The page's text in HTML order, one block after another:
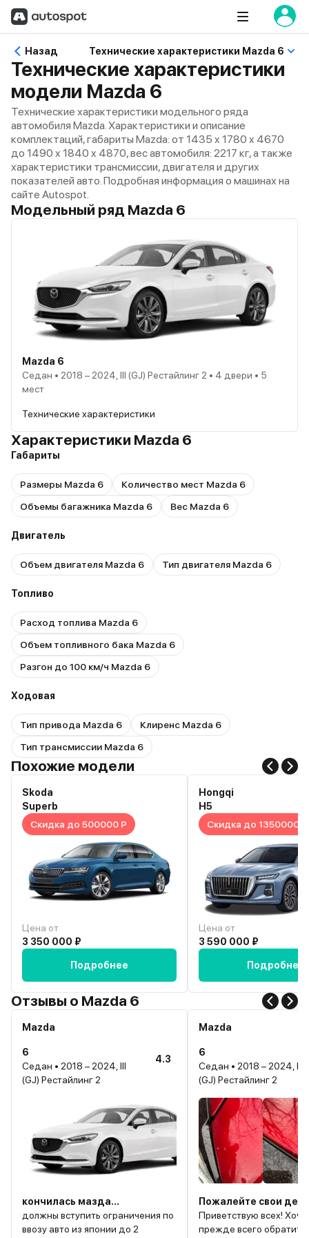
Назад Технические характеристики Mazda 6
Технические характеристики
модели Mazda 6
Технические характеристики модельного ряда
автомобиля Mazda. Характеристики и описание
комплектаций, габариты Mazda: от 1435 x 1780 x 4670
до 1490 x 1840 x 4870, вес автомобиля: 2217 кг, а также
характеристики трансмиссии, двигателя и других
показателей авто. Подробная информация о машинах на
сайте Autospot.
Модельный ряд Mazda 6
Mazda 6
Седан • 2018 – 2024, III (GJ) Рестайлинг 2 • 4 двери • 5
мест
Технические характеристики
Характеристики Mazda 6
Габариты
Размеры Mazda 6
Количество мест Mazda 6
Объемы багажника Mazda 6
Вес Mazda 6
Двигатель
Объем двигателя Mazda 6 Тип двигателя Mazda 6
Топливо
Расход топлива Mazda 6
Объем топливного бака Mazda 6
Разгон до 100 км/ч Mazda 6
Ходовая
Тип привода Mazda 6
Клиренс Mazda 6
Тип трансмиссии Mazda 6
Похожие модели
Skoda
Superb
Скидка до 500000 Р
Цена от
3 350 000 ₽
Подробнее
Hongqi
H5
Скидка до 1350000 Р
Цена от
3 590 000 ₽
Подробнее
Отзывы о Mazda 6
Mazda
6
Седан • 2018 – 2024, III
(GJ) Рестайлинг 2
4.3
кончилась мазда...
должны вступить ограничения по
ввозу авто из японии до 2
Mazda
6
Седан • 2018 – 2024, III
(GJ) Рестайлинг 2
Пожалейте свои
Приветствую всех!
прежде всего